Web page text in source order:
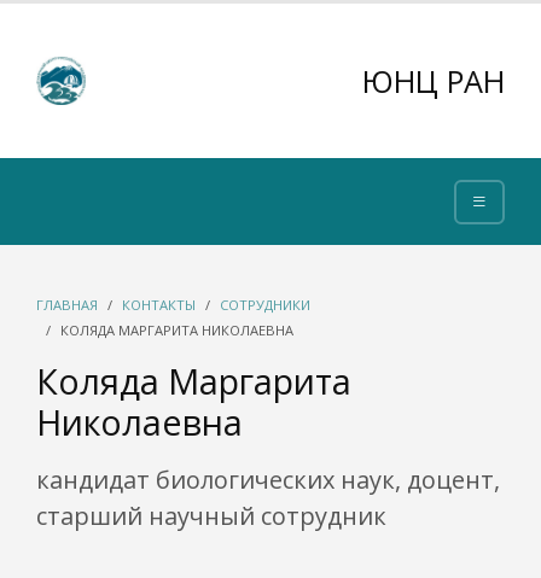
ЮНЦ РАН
ГЛАВНАЯ КОНТАКТЫ
СОТРУДНИКИ
КОЛЯДА МАРГАРИТА НИКОЛАЕВНА
Коляда Маргарита
Николаевна
кандидат биологических наук, доцент,
старший научный сотрудник